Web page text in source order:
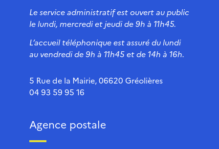
Le service administratif est ouvert au public
le lundi, mercredi et jeudi de 9h à 11h45.
L’accueil téléphonique est assuré du lundi
au vendredi de 9h à 11h45 et de 14h à 16h.
5 Rue de la Mairie, 06620 Gréolières
04 93 59 95 16
Agence postale